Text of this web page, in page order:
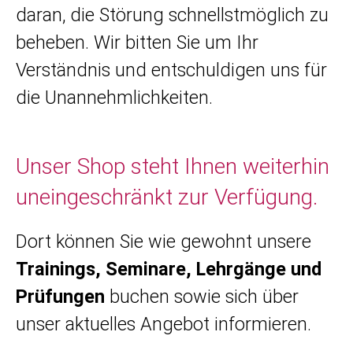
daran, die Störung schnellstmöglich zu
beheben. Wir bitten Sie um Ihr
Verständnis und entschuldigen uns für
die Unannehmlichkeiten.
Unser Shop steht Ihnen weiterhin
uneingeschränkt zur Verfügung.
Dort können Sie wie gewohnt unsere
Trainings, Seminare, Lehrgänge und
Prüfungen buchen sowie sich über
unser aktuelles Angebot informieren.